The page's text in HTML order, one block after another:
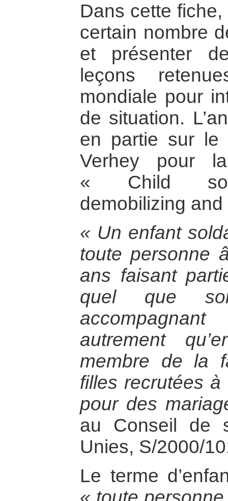
Dans cette
certain nombre
et présenter
leçons
mondiale pour
de situation.
en partie sur le
Verhey pour
« Child
demobilizing
« Un enfant
toute personne
ans faisant
quel que
autrement
membre de la
filles recrutées
pour des
au Conseil de
Unies, S/2000/
Le terme